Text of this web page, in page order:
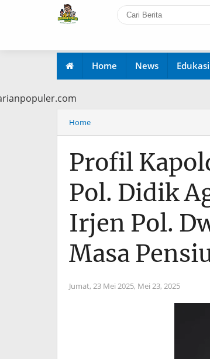
Home News Edukasi
Home
Profil
Pol. Didik
Irjen Pol.
Masa
Jumat, 23 Mei 2025, Mei 23, 2025